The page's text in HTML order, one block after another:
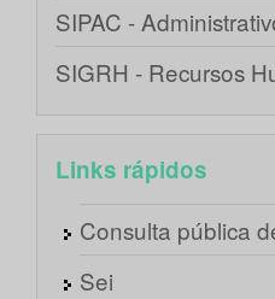
SIPAC -
SIGRH - Recursos
Links rápidos
Consulta pública
Sei